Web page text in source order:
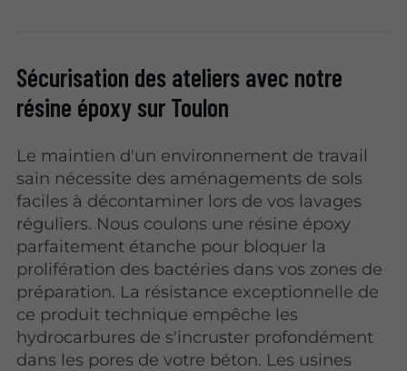
Sécurisation des ateliers avec notre
résine époxy sur Toulon
Le maintien d'un environnement de travail
sain nécessite des aménagements de sols
faciles à décontaminer lors de vos lavages
réguliers. Nous coulons une résine époxy
parfaitement étanche pour bloquer la
prolifération des bactéries dans vos zones de
préparation. La résistance exceptionnelle de
ce produit technique empêche les
hydrocarbures de s'incruster profondément
dans les pores de votre béton. Les usines